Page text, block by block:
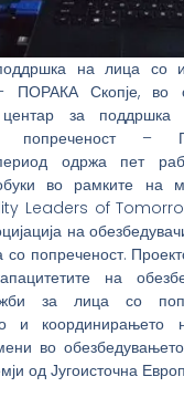
на лица со
ПОРАКА Скопје, во
центар за
попреченост
одржа пет
во рамките на
Leaders of
на
со попреченост.
на
за лица со
и
во
од Југоисточна